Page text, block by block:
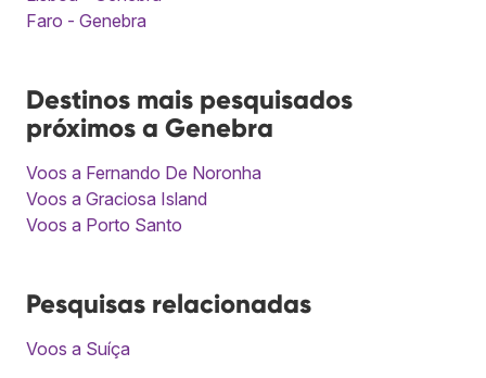
Faro - Genebra
Destinos mais pesquisados
próximos a Genebra
Voos a Fernando De Noronha
Voos a Graciosa Island
Voos a Porto Santo
Pesquisas relacionadas
Voos a Suíça